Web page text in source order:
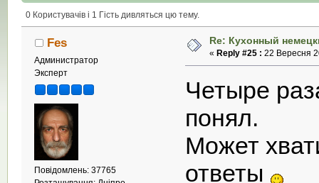
0 Користувачів і 1 Гість дивляться цю тему.
Fes
Администратор
Эксперт
Повідомлень: 37765
Re: Кухонный
« Reply #25 : 22 Вересня
Четыре
понял.
Может
ответы